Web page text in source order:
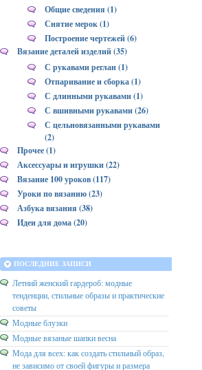
Общие сведения (1)
Снятие мерок (1)
Построение чертежей (6)
Вязание деталей изделий (35)
С рукавами реглан (1)
Отпаривание и сборка (1)
С длинными рукавами (1)
С вшивными рукавами (26)
С цельновязанными рукавами
(2)
Прочее (1)
Аксессуары и игрушки (22)
Вязание 100 уроков (117)
Уроки по вязанию (23)
Азбука вязания (38)
Идеи для дома (20)
ПОСЛЕДНИЕ ЗАПИСИ
Летний женский гардероб: модные
тенденции, стильные образы и практические
советы
Модные блузки
Модные вязаные шапки весна
Мода для всех: как создать стильный образ,
не зависимо от своей фигуры и размера